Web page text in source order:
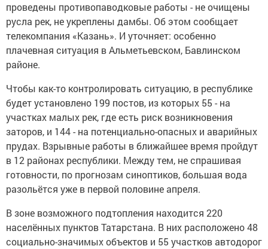
проведены противопаводковые работы - не очищены
русла рек, не укреплены дамбы. Об этом сообщает
телекомпания «Казань». И уточняет: особенно
плачевная ситуация в Альметьевском, Бавлинском
районе.
Чтобы как-то контролировать ситуацию, в республике
будет установлено 199 постов, из которых 55 - на
участках малых рек, где есть риск возникновения
заторов, и 144 - на потенциально-опасных и аварийных
прудах. Взрывные работы в ближайшее время пройдут
в 12 районах республики. Между тем, не спрашивая
готовности, по прогнозам синоптиков, большая вода
разольётся уже в первой половине апреля.
В зоне возможного подтопления находится 220
населённых пунктов Татарстана. В них расположено 48
социально-значимых объектов и 55 участков автодорог